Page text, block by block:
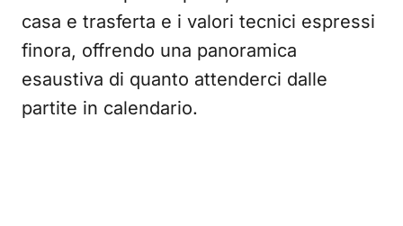
casa e trasferta e i valori tecnici espressi
finora, offrendo una panoramica
esaustiva di quanto attenderci dalle
partite in calendario.